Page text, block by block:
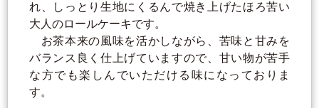
れ、しっとり生地にくるんで焼き上げたほろ苦い
大人のロールケーキです。
お茶本来の風味を活かしながら、苦味と甘みを
バランス良く仕上げていますので、甘い物が苦手
な方でも楽しんでいただける味になっておりま
す。